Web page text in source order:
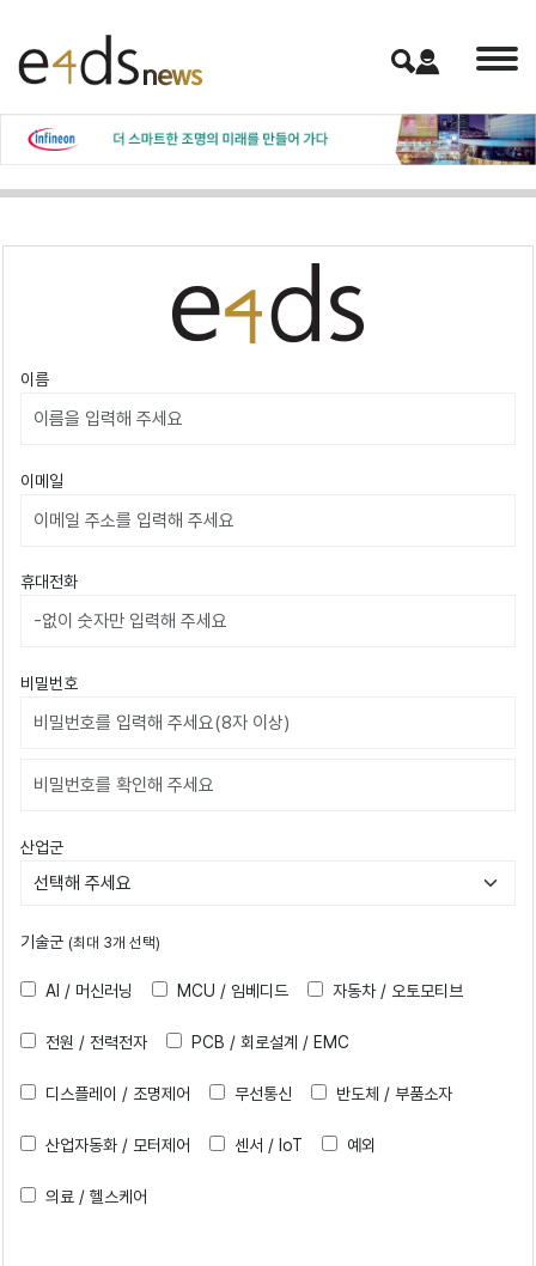
이름
이메일
휴대전화
비밀번호
비밀번호확인
산업군
기술군 (최대 3개 선택)
AI / 머신러닝 MCU / 임베디드 자동차 / 오토모티브
전원 / 전력전자 PCB / 회로설계 / EMC
디스플레이 / 조명제어 무선통신 반도체 / 부품소자
산업자동화 / 모터제어 센서 / IoT 예외
의료 / 헬스케어